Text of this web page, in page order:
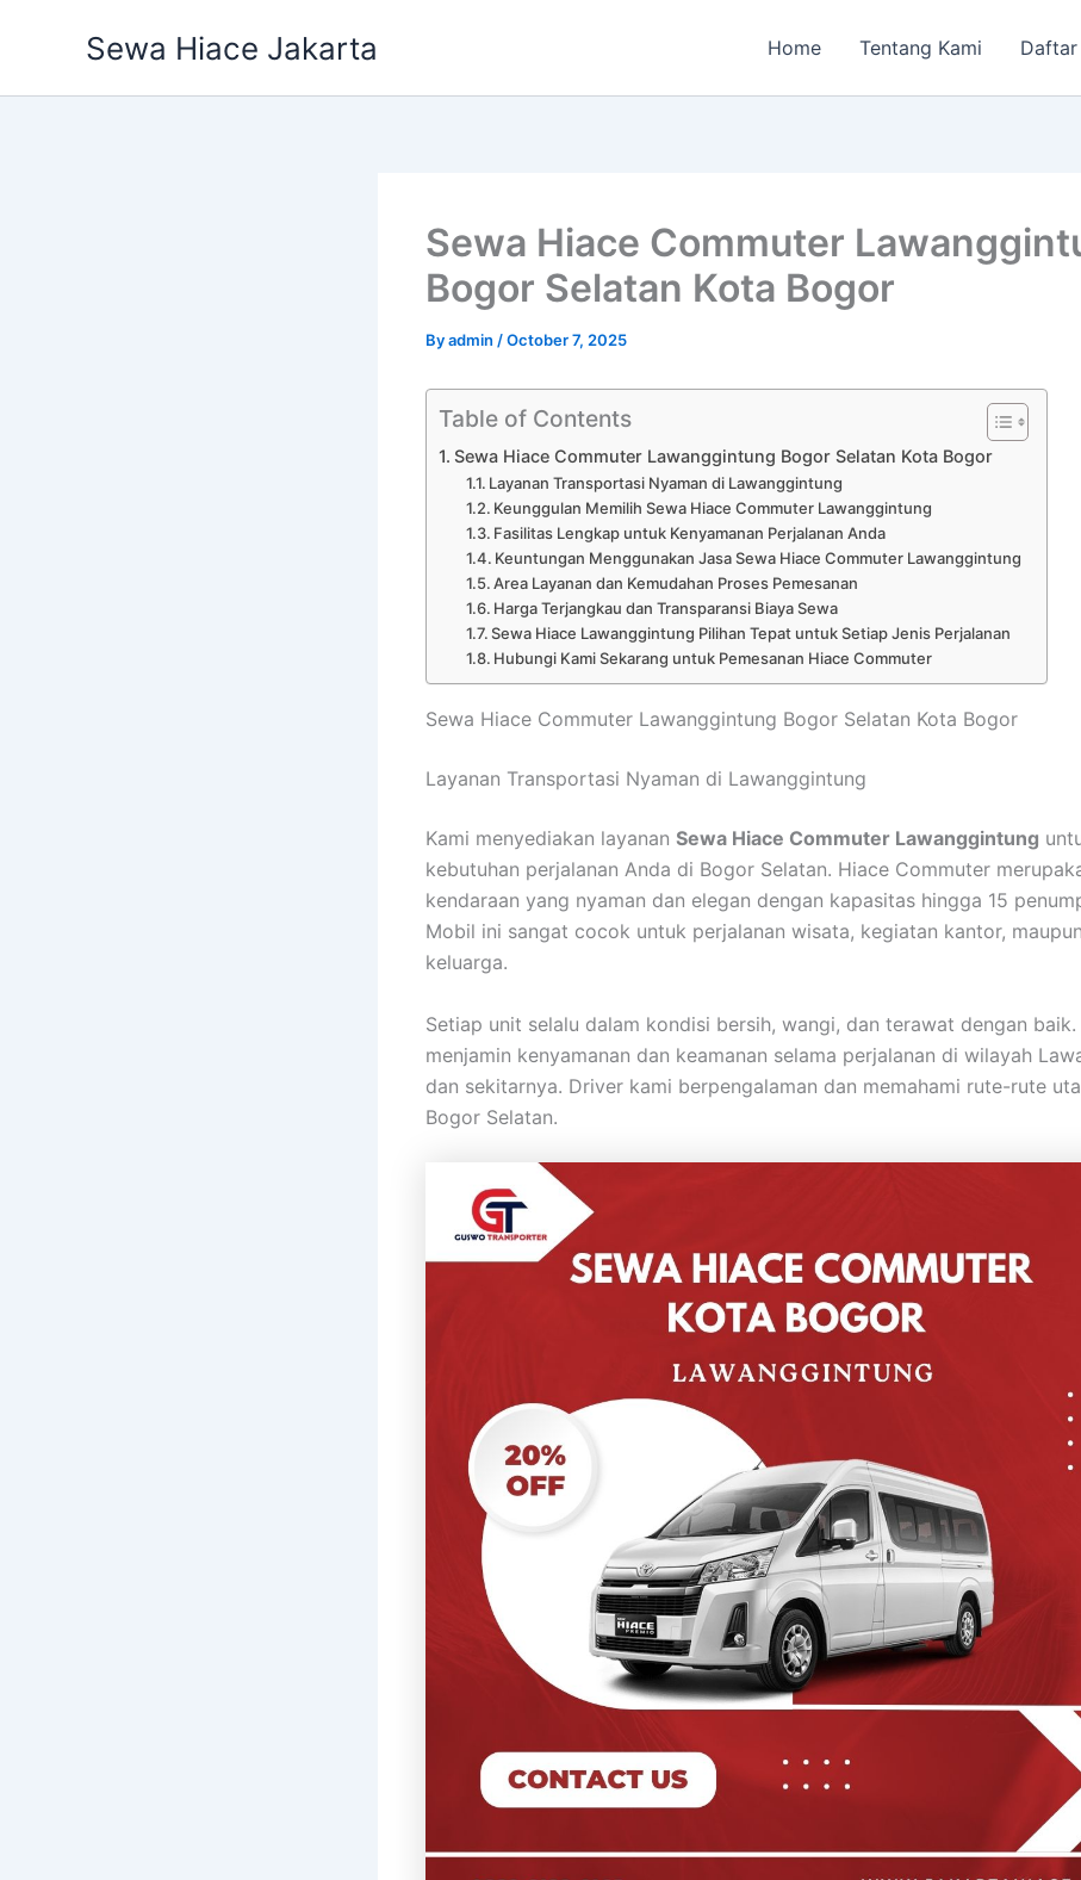
Sewa Hiace Jakarta Home Tentang Kami
Sewa Hiace Commuter
Bogor Selatan Kota Bogor
Byadmin /October 7, 2025
Table of Contents
Sewa Hiace Commuter Lawanggintung Bogor Selatan Kota Bogor
Layanan Transportasi Nyaman di Lawanggintung
Keunggulan Memilih Sewa Hiace Commuter Lawanggintung
Fasilitas Lengkap untuk Kenyamanan Perjalanan Anda
Keuntungan Menggunakan Jasa Sewa Hiace Commuter Lawanggintung
Area Layanan dan Kemudahan Proses Pemesanan
Harga Terjangkau dan Transparansi Biaya Sewa
Sewa Hiace Lawanggintung Pilihan Tepat untuk Setiap Jenis Perjalanan
Hubungi Kami Sekarang untuk Pemesanan Hiace Commuter
Sewa Hiace Commuter Lawanggintung Bogor Selatan Kota Bogor
Layanan Transportasi Nyaman di Lawanggintung
Kami menyediakan layanan Sewa Hiace Commuter Lawanggintung
kebutuhan perjalanan Anda di Bogor Selatan. Hiace Commuter
kendaraan yang nyaman dan elegan dengan kapasitas hingga 15
Mobil ini sangat cocok untuk perjalanan wisata, kegiatan kantor,
keluarga.
Setiap unit selalu dalam kondisi bersih, wangi, dan terawat dengan baik.
menjamin kenyamanan dan keamanan selama perjalanan di wilayah
dan sekitarnya. Driver kami berpengalaman dan memahami rute-rute
Bogor Selatan.